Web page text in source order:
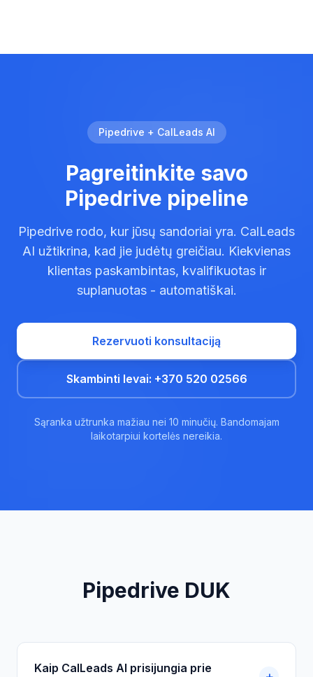
Pipedrive + CalLeads AI
Pagreitinkite savo
Pipedrive pipeline
Pipedrive rodo, kur jūsų sandoriai yra. CalLeads
AI užtikrina, kad jie judėtų greičiau. Kiekvienas
klientas paskambintas, kvalifikuotas ir
suplanuotas - automatiškai.
Rezervuoti konsultaciją
Skambinti Ievai: +370 520 02566
Sąranka užtrunka mažiau nei 10 minučių. Bandomajam
laikotarpiui kortelės nereikia.
Pipedrive DUK
Kaip CalLeads AI prisijungia prie